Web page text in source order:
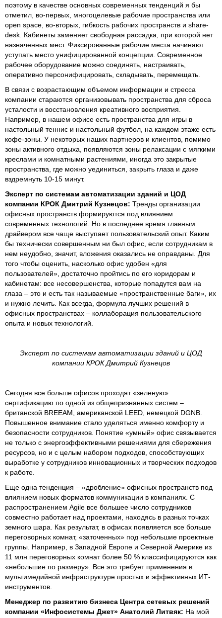
поэтому в качестве основных современных тенденций я бы
отметил, во-первых, многоцелевые рабочие пространства или
open space, во-вторых, гибкость рабочих пространств и share-
desk. Кабинеты заменяет свободная рассадка, при которой нет
назначенных мест. Фиксированные рабочие места начинают
уступать место унифицированной концепции. Современное
рабочее оборудование можно соединять, настраивать,
оперативно персонифицировать, складывать, перемещать.
В связи с возрастающим объемом информации и стресса
компании стараются организовывать пространства для сброса
усталости и восстановления креативного восприятия.
Например, в нашем офисе есть пространства для игры в
настольный теннис и настольный футбол, на каждом этаже есть
кофе-зоны. У некоторых наших партнеров и клиентов, помимо
зоны активного отдыха, появляются зоны релаксации с мягкими
креслами и комнатными растениями, иногда это закрытые
пространства, где можно уединиться, закрыть глаза и даже
вздремнуть 10-15 минут.
Эксперт по системам автоматизации зданий и ЦОД
компании КРОК Дмитрий Кузнецов: Тренды организации
офисных пространств формируются под влиянием
современных технологий. Но в последнее время главным
драйвером все чаще выступает пользовательский опыт. Каким
бы технически совершенным ни был офис, если сотрудникам в
нем неудобно, значит, вложения оказались не оправданы. Для
того чтобы оценить, насколько офис удобен «для
пользователей», достаточно пройтись по его коридорам и
кабинетам: все несовершенства, которые попадутся вам на
глаза – это и есть так называемые «пространственные баги», их
и нужно лечить. Как всегда, формула лучших решений в
офисных пространствах – коллаборация пользовательского
опыта и новых технологий.
Эксперт по системам автоматизации зданий и ЦОД
компании КРОК Дмитрий Кузнецов
Сегодня все больше офисов проходят «зеленую»
сертификацию по одной из общепризнанных систем –
британской BREEAM, американской LEED, немецкой DGNB.
Повышенное внимание стало уделяться именно комфорту и
безопасности сотрудников. Понятие «умный» офис связывается
не только с энергоэффективными решениями для сбережения
ресурсов, но и с целым набором подходов, способствующих
выработке у сотрудников инновационных и творческих подходов
к работе.
Еще одна тенденция – «дробление» офисных пространств под
влиянием новых форматов коммуникации в компаниях. С
распространением Agile все большее число сотрудников
совместно работает над проектами, находясь в разных точках
земного шара. Как результат, в офисах появляется все больше
переговорных комнат, «заточенных» под небольшие проектные
группы. Например, в Западной Европе и Северной Америке из
11 млн переговорных комнат более 50 % классифицируются как
«небольшие по размеру». Все это требует применения в
мультимедийной инфраструктуре простых и эффективных ИТ-
инструментов.
Менеджер по развитию бизнеса Центра сетевых решений
компании «Инфосистемы Джет» Анатолий Литвяк: На мой